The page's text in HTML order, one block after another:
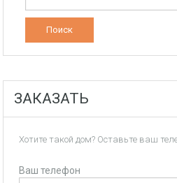
ЗАКАЗАТЬ
Хотите такой дом? Оставьте ваш
Ваш телефон